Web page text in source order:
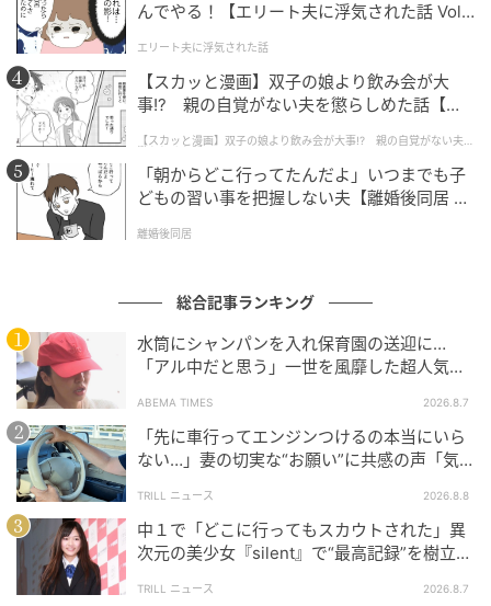
エキサイトニュース
んでやる！【エリート夫に浮気された話 Vol.
エリート夫に浮気された話
【スカッと漫画】双子の娘より飲み会が大
事!? 親の自覚がない夫を懲らしめた話【第1
【スカッと漫画】双子の娘より飲み会が大事!? 親の自覚がない夫を
懲らしめた話
「朝からどこ行ってたんだよ」いつまでも子
どもの習い事を把握しない夫【離婚後同居 Vo
離婚後同居
総合記事ランキング
水筒にシャンパンを入れ保育園の送迎に…
「アル中だと思う」一世を風靡した超人気タ
ABEMA TIMES 2026.8.7
「先に車行ってエンジンつけるの本当にいら
ない…」妻の切実な“お願い”に共感の声「気
TRILL ニュース 2026.8.8
中１で「どこに行ってもスカウトされた」異
次元の美少女『silent』で“最高記録”を樹立し
TRILL ニュース 2026.8.7